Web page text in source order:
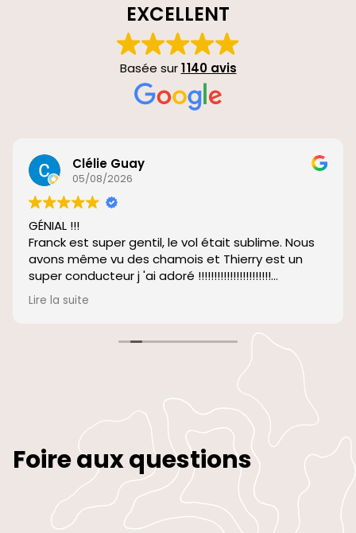
EXCELLENT
Basée sur1 140 avis
Clélie Guay
05/08/2026
GÉNIAL !!!
Franck est super gentil, le vol était sublime. Nous
avons même vu des chamois et Thierry est un
super conducteur j 'ai adoré !!!!!!!!!!!!!!!!!!!!!!!
Merci beaucoup à tous les 2 pour ce moment
magnifique que vous m'avez offert.
Lire la suite
Foire aux questions